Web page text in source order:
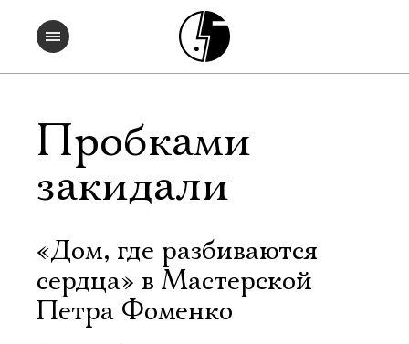
Пробками
закидали
«Дом, где разбиваются
сердца» в Мастерской
Петра Фоменко